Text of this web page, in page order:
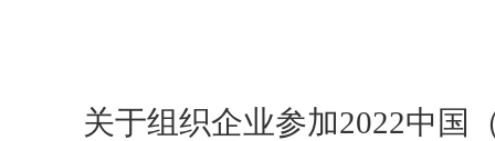
关于组织企业参加2022中国